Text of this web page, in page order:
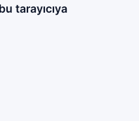
tarayıcıya